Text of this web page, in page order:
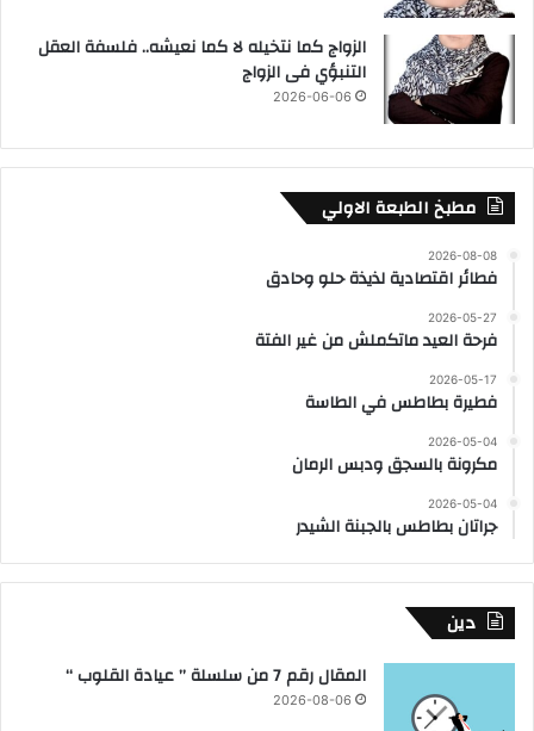
الزواج كما نتخيله لا كما نعيشه.. فلسفة العقل
التنبؤي فى الزواج
2026-06-06
مطبخ الطبعة الاولي
2026-08-08
فطائر اقتصادية لذيذة حلو وحادق
2026-05-27
فرحة العيد ماتكملش من غير الفتة
2026-05-17
فطيرة بطاطس في الطاسة
2026-05-04
مكرونة بالسجق ودبس الرمان
2026-05-04
جراتان بطاطس بالجبنة الشيدر
دين
المقال رقم 7 من سلسلة ” عيادة القلوب “
2026-08-06